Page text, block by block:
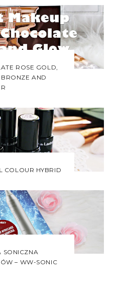
ROSE GOLD,
AND
COLOUR HYBRID
SONICZNA
– WW-SONIC